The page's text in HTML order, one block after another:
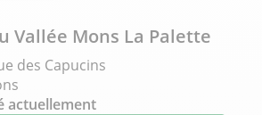
Vallée Mons La Palette
des Capucins
actuellement